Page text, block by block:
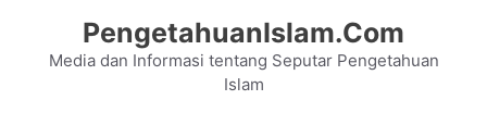
content
PengetahuanIslam.Com
Media dan Informasi tentang Seputar Pengetahuan
Islam